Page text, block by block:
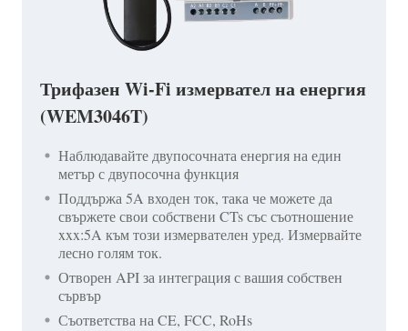
Трифазен Wi-Fi измервател на енергия
(WEM3046T)
Наблюдавайте двупосочната енергия на един
метър с двупосочна функция
Поддържа 5A входен ток, така че можете да
свържете свои собствени CTs със съотношение
xxx:5A към този измервателен уред. Измервайте
лесно голям ток.
Отворен API за интеграция с вашия собствен
сървър
Съответства на CE, FCC, RoHs